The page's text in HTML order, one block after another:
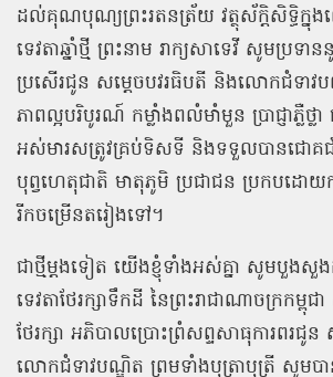
ដល់គុណបុណ្យព្រះរតនត្រ័យ វត្ថុស័ក្ដិសិទ្ធិក្
ទេវតាឆ្នាំថ្មី ព្រះនាម រាក្យសាទេវី សូមប្រទ
ប្រសើរជូន សម្ដេចបវរធិបតី និងលោកជំទា
ភាពល្អបរិបូរណ៍ កម្លាំងពលំមាំមួន ប្រាជ្ញាភ្លឺថ្
អស់មារសត្រូវគ្រប់ទិសទី និងទទួលបានជោគជ័
បុព្វហេតុជាតិ មាតុភូមិ ប្រជាជន ប្រកបដោយ
រីកចម្រើនតរៀងទៅ។
ជាថ្មីម្ដងទៀត យើងខ្ញុំទាំងអស់គ្នា សូមបួងសួង
ទេវតាថែរក្សាទឹកដី នៃព្រះរាជាណាចក្រកម្
ថែរក្សា អភិបាលប្រោះព្រំសព្ទសាធុការពរជូ
លោកជំទាវបណ្ឌិត ព្រមទាំងបុត្រាបុត្រី សូមប